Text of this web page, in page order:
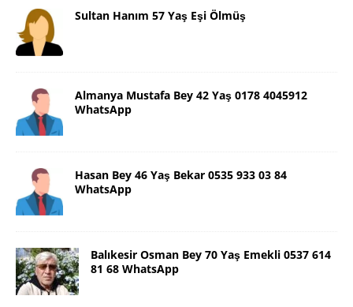
Sultan Hanım 57 Yaş Eşi Ölmüş
Almanya Mustafa Bey 42 Yaş 0178 4045912
WhatsApp
Hasan Bey 46 Yaş Bekar 0535 933 03 84
WhatsApp
Balıkesir Osman Bey 70 Yaş Emekli 0537 614
81 68 WhatsApp